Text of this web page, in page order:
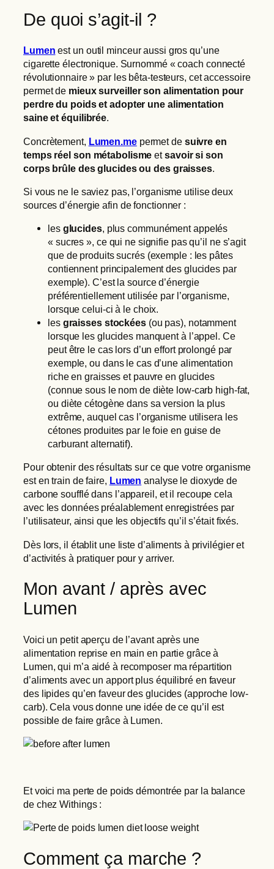
De quoi s’agit-il ?
Lumen est un outil minceur aussi gros qu’une
cigarette électronique. Surnommé « coach connecté
révolutionnaire » par les bêta-testeurs, cet accessoire
permet de mieux surveiller son alimentation pour
perdre du poids et adopter une alimentation
saine et équilibrée.
Concrètement, Lumen.mepermet de suivre en
temps réel son métabolisme etsavoir si son
corps brûle des glucides ou des graisses
Si vous ne le saviez pas, l’organisme utilise deux
sources d’énergie afin de fonctionner :
les glucides, plus communément appelés
« sucres », ce qui ne signifie pas qu’il ne s’agit
que de produits sucrés (exemple : les pâtes
contiennent principalement des glucides par
exemple). C’est la source d’énergie
préférentiellement utilisée par l’organisme,
lorsque celui-ci à le choix.
les graisses stockées(ou pas), notamment
lorsque les glucides manquent à l’appel. Ce
peut être le cas lors d’un effort prolongé par
exemple, ou dans le cas d’une alimentation
riche en graisses et pauvre en glucides
(connue sous le nom de diète low-carb high-fat,
ou diète cétogène dans sa version la plus
extrême, auquel cas l’organisme utilisera les
cétones produites par le foie en guise de
carburant alternatif).
Pour obtenir des résultats sur ce que votre organisme
est en train de faire, Lumen analyse le dioxyde de
carbone soufflé dans l’appareil, et il recoupe cela
avec les données préalablement enregistrées par
l’utilisateur, ainsi que les objectifs qu’il s’était fixés.
Dès lors, il établit une liste d’aliments à privilégier et
d’activités à pratiquer pour y arriver.
Mon avant / après avec
Lumen
Voici un petit aperçu de l’avant après une
alimentation reprise en main en partie grâce à
Lumen, qui m’a aidé à recomposer ma répartition
d’aliments avec un apport plus équilibré en faveur
des lipides qu’en faveur des glucides (approche low-
carb). Cela vous donne une idée de ce qu’il est
possible de faire grâce à Lumen.
Et voici ma perte de poids démontrée par la balance
de chez Withings :
Comment ça marche ?